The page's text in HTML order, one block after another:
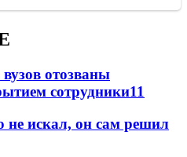
отозваны
сотрудники11
не искал, он сам решил